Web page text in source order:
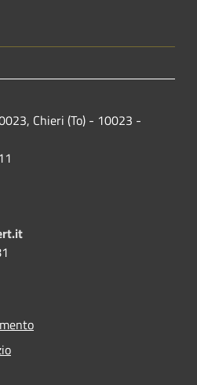
Chieri (To) - 10023 -